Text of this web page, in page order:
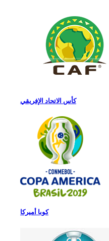
كأس الاتحاد الإفريقي
كوبا أميركا